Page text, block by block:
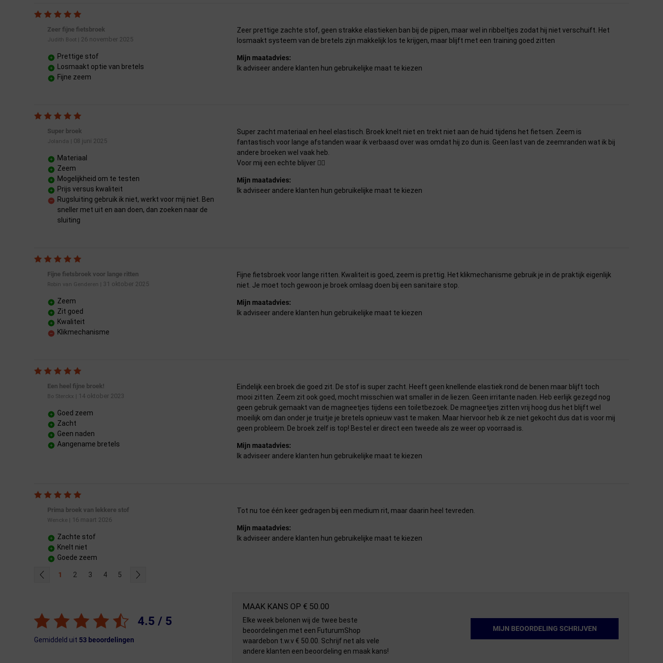
Zeer fijne fietsbroek
Judith Boot| 26 november 2025
Prettige stof
Losmaakt optie van bretels
Fijne zeem
Zeer prettige zachte stof, geen strakke elastieken ban bij de pijpen, maar wel in ribbeltjes zodat hij niet verschuift. Het
losmaakt systeem van de bretels zijn makkelijk los te krijgen, maar blijft met een training goed zitten
Mijn maatadvies:
Ik adviseer andere klanten hun gebruikelijke maat te kiezen
Super broek
Jolanda | 08 juni 2025
Materiaal
Zeem
Mogelijkheid om te testen
Prijs versus kwaliteit
Rugsluiting gebruik ik niet, werkt voor mij niet. Ben
sneller met uit en aan doen, dan zoeken naar de
sluiting
Super zacht materiaal en heel elastisch. Broek knelt niet en trekt niet aan de huid tijdens het fietsen. Zeem is
fantastisch voor lange afstanden waar ik verbaasd over was omdat hij zo dun is. Geen last van de zeemranden wat ik bij
andere broeken wel vaak heb.
Voor mij een echte blijver 👍🏽
Mijn maatadvies:
Ik adviseer andere klanten hun gebruikelijke maat te kiezen
Fijne fietsbroek voor lange ritten
Robin van Genderen | 31 oktober 2025
Zeem
Zit goed
Kwaliteit
Klikmechanisme
Fijne fietsbroek voor lange ritten. Kwaliteit is goed, zeem is prettig. Het klikmechanisme gebruik je in de praktijk eigenlijk
niet. Je moet toch gewoon je broek omlaag doen bij een sanitaire stop.
Mijn maatadvies:
Ik adviseer andere klanten hun gebruikelijke maat te kiezen
Een heel fijne broek!
Bo Sterckx | 14 oktober 2023
Goed zeem
Zacht
Geen naden
Aangename bretels
Eindelijk een broek die goed zit. De stof is super zacht. Heeft geen knellende elastiek rond de benen maar blijft toch
mooi zitten. Zeem zit ook goed, mocht misschien wat smaller in de liezen. Geen irritante naden. Heb eerlijk gezegd nog
geen gebruik gemaakt van de magneetjes tijdens een toiletbezoek. De magneetjes zitten vrij hoog dus het blijft wel
moeilijk om dan onder je truitje je bretels opnieuw vast te maken. Maar hiervoor heb ik ze niet gekocht dus dat is voor mij
geen probleem. De broek zelf is top! Bestel er direct een tweede als ze weer op voorraad is.
Mijn maatadvies:
Ik adviseer andere klanten hun gebruikelijke maat te kiezen
Prima broek van lekkere stof
Wencke| 16 maart 2026
Zachte stof
Knelt niet
Goede zeem
Tot nu toe één keer gedragen bij een medium rit, maar daarin heel tevreden.
Mijn maatadvies:
Ik adviseer andere klanten hun gebruikelijke maat te kiezen
1 2 3 4 5
4.5 / 5
Gemiddeld uit 53 beoordelingen
MAAK KANS OP € 50.00
Elke week belonen wij de twee beste
beoordelingen met een FuturumShop
waardebon t.w.v € 50.00. Schrijf net als vele
andere klanten een beoordeling en maak kans!
MIJN BEOORDELING SCHRIJVEN